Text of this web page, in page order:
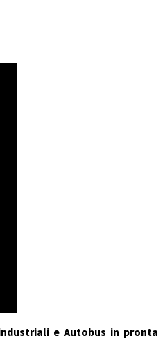
e Autobus in